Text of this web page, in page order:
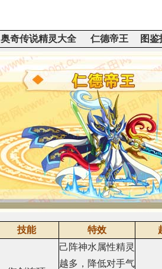
奥奇传说精灵大全 仁德帝王 图鉴
技能 特效
己阵神水属性精灵
越多，降低对手气